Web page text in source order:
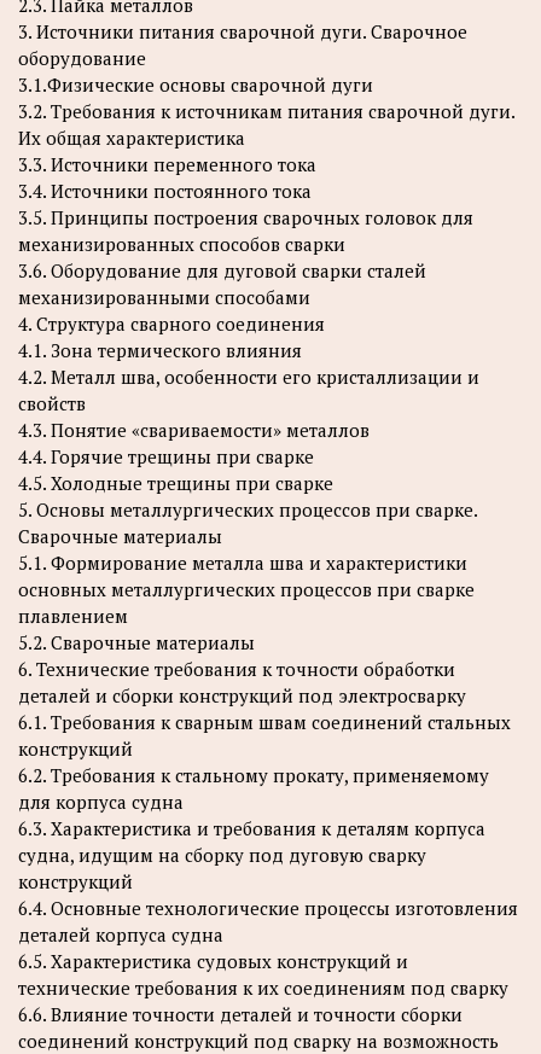
2.3. Пайка металлов
3. Источники питания сварочной дуги. Сварочное
оборудование
3.1.Физические основы сварочной дуги
3.2. Требования к источникам питания сварочной дуги.
Их общая характеристика
3.3. Источники переменного тока
3.4. Источники постоянного тока
3.5. Принципы построения сварочных головок для
механизированных способов сварки
3.6. Оборудование для дуговой сварки сталей
механизированными способами
4. Структура сварного соединения
4.1. Зона термического влияния
4.2. Металл шва, особенности его кристаллизации и
свойств
4.3. Понятие «свариваемости» металлов
4.4. Горячие трещины при сварке
4.5. Холодные трещины при сварке
5. Основы металлургических процессов при сварке.
Сварочные материалы
5.1. Формирование металла шва и характеристики
основных металлургических процессов при сварке
плавлением
5.2. Сварочные материалы
6. Технические требования к точности обработки
деталей и сборки конструкций под электросварку
6.1. Требования к сварным швам соединений стальных
конструкций
6.2. Требования к стальному прокату, применяемому
для корпуса судна
6.3. Характеристика и требования к деталям корпуса
судна, идущим на сборку под дуговую сварку
конструкций
6.4. Основные технологические процессы изготовления
деталей корпуса судна
6.5. Характеристика судовых конструкций и
технические требования к их соединениям под сварку
6.6. Влияние точности деталей и точности сборки
соединений конструкций под сварку на возможность